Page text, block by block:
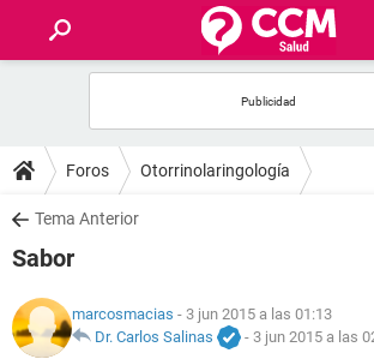
FOROS
SALUD
NUTRICIÓN
Foros Otorrinolaringología
Tema Anterior
Sabor
marcosmacias - 3 jun 2015 a las 01:13
Dr. Carlos Salinas
- 3 jun 2015 a las